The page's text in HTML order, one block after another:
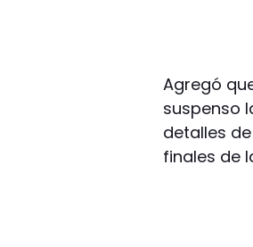
Agregó
suspenso
detalles
finales de